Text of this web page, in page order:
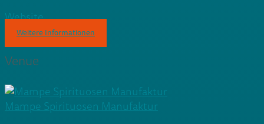
Website
Weitere Informationen
Venue
Mampe Spirituosen Manufaktur